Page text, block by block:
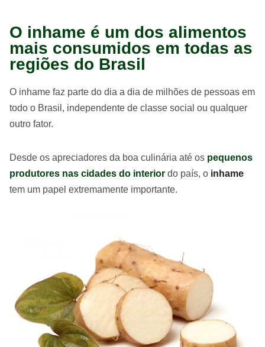
O inhame é um dos alimentos
mais consumidos em todas as
regiões do Brasil
O inhame faz parte do dia a dia de milhões de pessoas em
todo o Brasil, independente de classe social ou qualquer
outro fator.
Desde os apreciadores da boa culinária até os pequenos
produtores nas cidades do interior do país, o inhame
tem um papel extremamente importante.